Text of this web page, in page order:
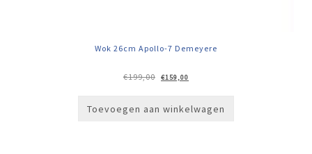
Wok 26cm Apollo-7 Demeyere
€199,00
Oorspronkelijke
prijs
€159,00
prijs
Toevoegen aan winkelwagen